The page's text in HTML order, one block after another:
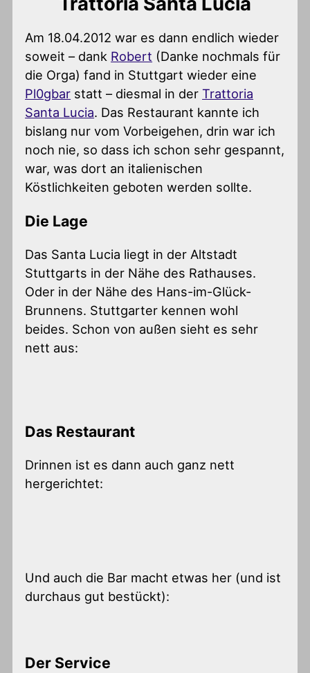
Am 18.04.2012 war es dann endlich wieder
soweit – dank Robert (Danke nochmals für
die Orga) fand in Stuttgart wieder eine
Pl0gbar statt – diesmal in derTrattoria
Santa Lucia. Das Restaurant kannte ich
bislang nur vom Vorbeigehen, drin war ich
noch nie, so dass ich schon sehr gespannt,
war, was dort an italienischen
Köstlichkeiten geboten werden sollte.
Die Lage
Das Santa Lucia liegt in der Altstadt
Stuttgarts in der Nähe des Rathauses.
Oder in der Nähe des Hans-im-Glück-
Brunnens. Stuttgarter kennen wohl
beides. Schon von außen sieht es sehr
nett aus:
Das Restaurant
Drinnen ist es dann auch ganz nett
hergerichtet:
Und auch die Bar macht etwas her (und ist
durchaus gut bestückt):
Der Service